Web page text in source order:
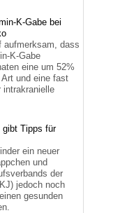
K-Gabe bei
aufmerksam, dass
K-Gabe
eine um 52%
und eine fast
intrakranielle
gibt Tipps für
ein neuer
und
der
jedoch noch
gesunden